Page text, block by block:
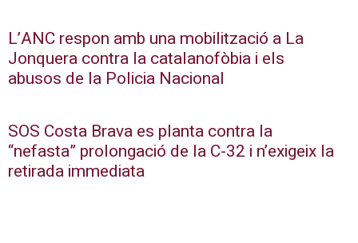
L’ANC respon amb una mobilització a La
Jonquera contra la catalanofòbia i els
abusos de la Policia Nacional
SOS Costa Brava es planta contra la
“nefasta” prolongació de la C-32 i n’exigeix la
retirada immediata